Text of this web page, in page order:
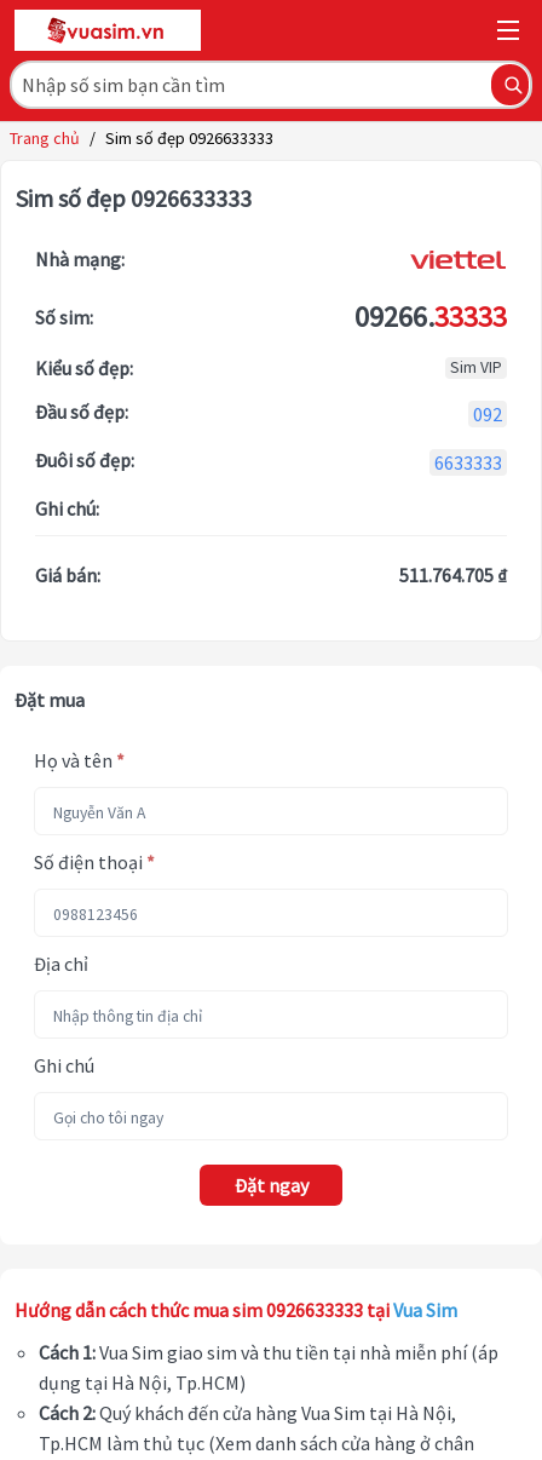
Trang chủ / Sim số đẹp 0926633333
Sim số đẹp 0926633333
Nhà mạng:
Số sim: 09266.33333
Kiểu số đẹp: Sim VIP
Đầu số đẹp:
092
Đuôi số đẹp:
6633333
Ghi chú:
Giá bán: 511.764.705 ₫
Đặt mua
Họ và tên *
Số điện thoại *
Địa chỉ
Ghi chú
Đặt ngay
Hướng dẫn cách thức mua sim 0926633333 tạiVua Sim
Cách 1:Vua Sim giao sim và thu tiền tại nhà miễn phí (áp
dụng tại Hà Nội, Tp.HCM)
Cách 2:Quý khách đến cửa hàng Vua Sim tại Hà Nội,
Tp.HCM làm thủ tục (Xem danh sách cửa hàng ở chân